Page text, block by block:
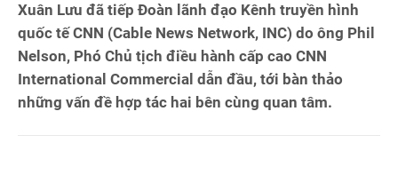
Xuân Lưu đã tiếp Đoàn lãnh đạo Kênh truyền hình
quốc tế CNN (Cable News Network, INC) do ông Phil
Nelson, Phó Chủ tịch điều hành cấp cao CNN
International Commercial dẫn đầu, tới bàn thảo
những vấn đề hợp tác hai bên cùng quan tâm.